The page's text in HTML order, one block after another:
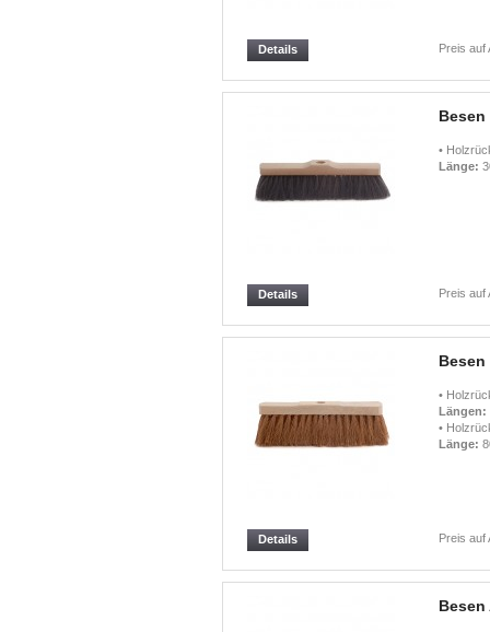
Preis auf
Details
Besen
•
Länge:
Preis auf
Details
Besen
•
Längen:
•
Länge:
Preis auf
Details
Besen